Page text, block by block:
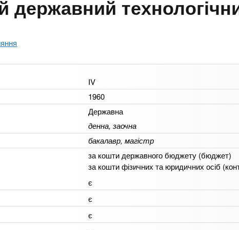
державний
IV
1960
Державна
денна, заочна
бакалавр, магістр
за кошти державного бюджету (бюджет)
за кошти фізичних та юридичних осіб
є
є
є